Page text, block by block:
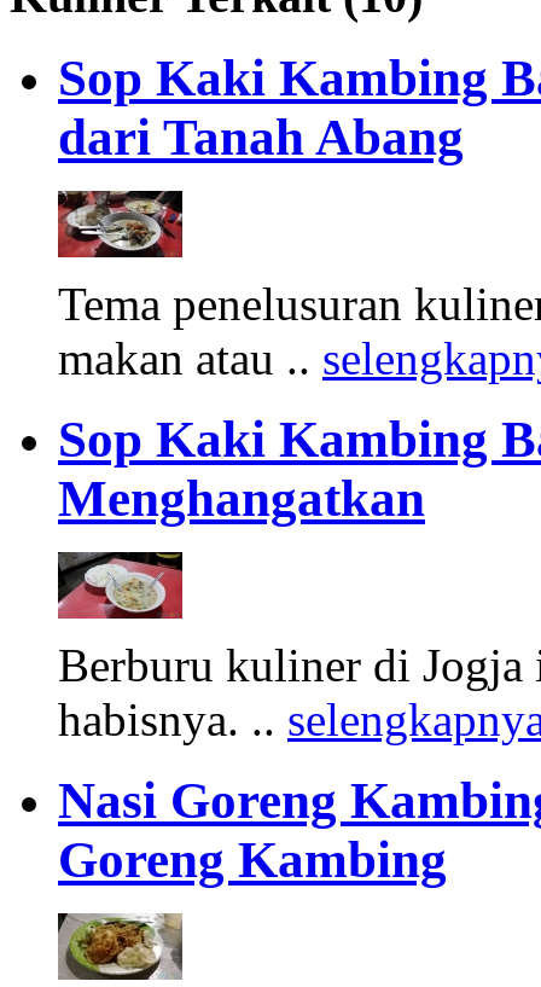
Sop Kaki Kambing
dari Tanah Abang
Tema penelusuran
makan atau ..
Sop Kaki Kambing
Menghangatkan
Berburu kuliner di Jogja
habisnya. ..
Nasi Goreng
Goreng Kambing